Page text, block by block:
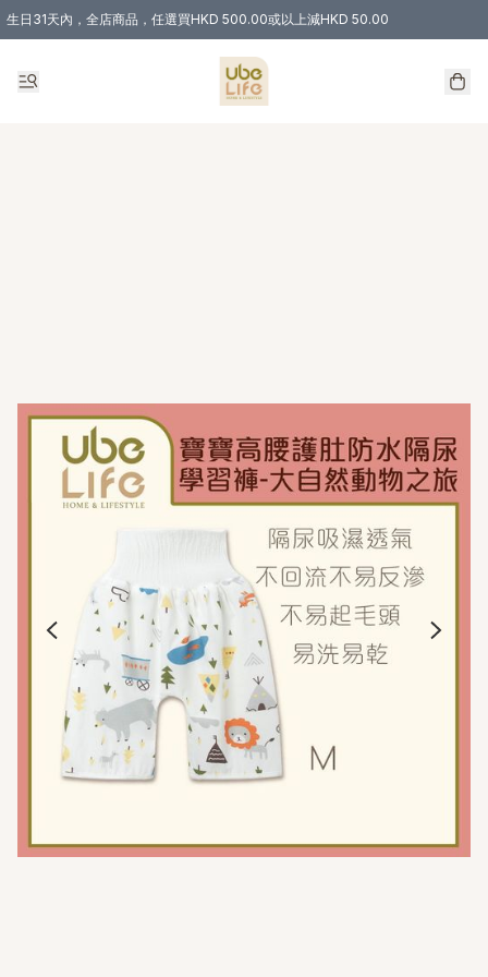
生日31天內，全店商品，任選買HKD 500.00或以上減HKD 50.00
購物滿 HKD 300.00即享免運費優惠！（適用於 特定的送貨方式 )